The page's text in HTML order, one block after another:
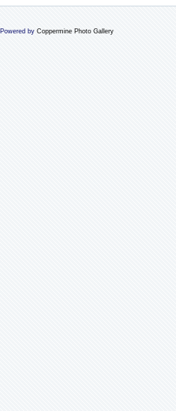
Powered by Coppermine Photo Gallery